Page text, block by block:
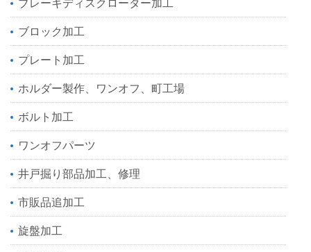
ブロック加工
プレート加工
ホルダー製作、ワンオフ、町工場
ボルト加工
ワンオフパーツ
井戸掘り部品加工、修理
市販品追加工
旋盤加工